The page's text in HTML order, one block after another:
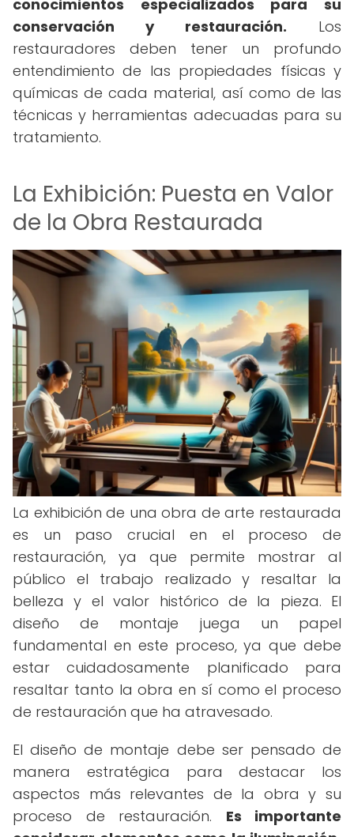
conocimientos especializados para su
conservación y restauración. Los
restauradores deben tener un profundo
entendimiento de las propiedades físicas y
químicas de cada material, así como de las
técnicas y herramientas adecuadas para su
tratamiento.
La Exhibición: Puesta en Valor
de la Obra Restaurada
La exhibición de una obra de arte restaurada
es un paso crucial en el proceso de
restauración, ya que permite mostrar al
público el trabajo realizado y resaltar la
belleza y el valor histórico de la pieza. El
diseño de montaje juega un papel
fundamental en este proceso, ya que debe
estar cuidadosamente planificado para
resaltar tanto la obra en sí como el proceso
de restauración que ha atravesado.
El diseño de montaje debe ser pensado de
manera estratégica para destacar los
aspectos más relevantes de la obra y su
proceso de restauración. Es importante